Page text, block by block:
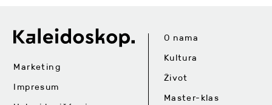
Marketing
Impresum
O nama
Kultura
Život
Master-klas